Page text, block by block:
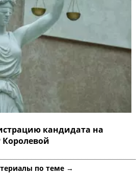
кандидата на
по теме →